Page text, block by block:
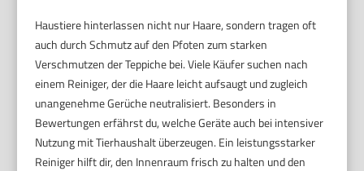
Haustiere hinterlassen nicht nur Haare, sondern tragen oft
auch durch Schmutz auf den Pfoten zum starken
Verschmutzen der Teppiche bei. Viele Käufer suchen nach
einem Reiniger, der die Haare leicht aufsaugt und zugleich
unangenehme Gerüche neutralisiert. Besonders in
Bewertungen erfährst du, welche Geräte auch bei intensiver
Nutzung mit Tierhaushalt überzeugen. Ein leistungsstarker
Reiniger hilft dir, den Innenraum frisch zu halten und den